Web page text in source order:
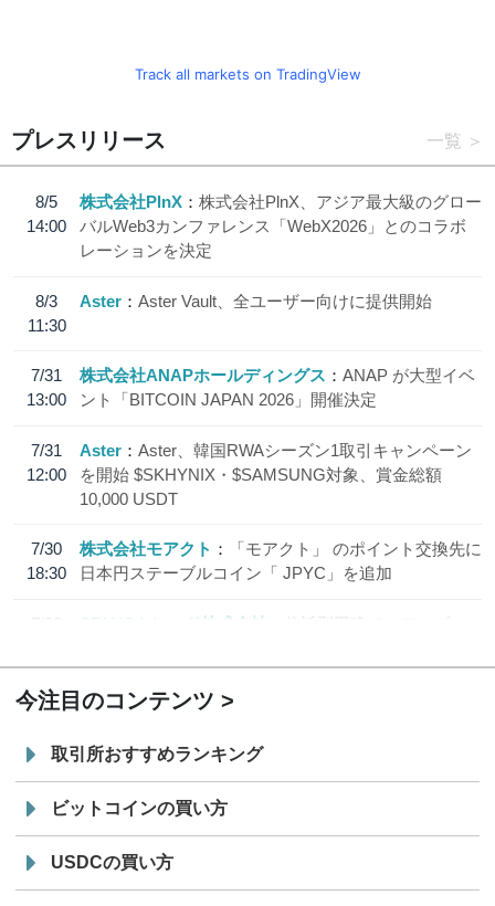
Track all markets on TradingView
プレスリリース 一覧
8/5
14:00
株式会社PlnX
株式会社PlnX、アジア最大級のグロー
バルWeb3カンファレンス「WebX2026」とのコラボ
レーションを決定
8/3
11:30
Aster Aster Vault、全ユーザー向けに提供開始
7/31
13:00
株式会社ANAPホールディングス
ANAP が大型イベ
ント「BITCOIN JAPAN 2026」開催決定
7/31
12:00
Aster
Aster、韓国RWAシーズン1取引キャンペーン
を開始 $SKHYNIX・$SAMSUNG対象、賞金総額
10,000 USDT
7/30
18:30
株式会社モアクト
「モアクト」 のポイント交換先に
日本円ステーブルコイン「 JPYC」を追加
7/29
SBI VCトレード株式会社
信託型円建てステーブル
今注目のコンテンツ
取引所おすすめランキング
ビットコインの買い方
USDCの買い方